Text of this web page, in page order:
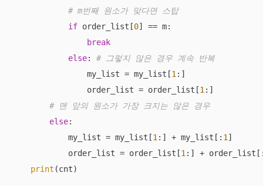
# m번째 원소가 맞다면 스탑
if order_list[0] == m:
break
else: # 그렇지 않은 경우 계속 반복
                my_list = my_list[
1 :]
                order_list = order_list[
1 :]
# 맨 앞의 원소가 가장 크지는 않은 경우
else:
            my_list = my_list[
1 :] + my_list[: 1 ]
            order_list = order_list[
1 :] +
print (cnt)